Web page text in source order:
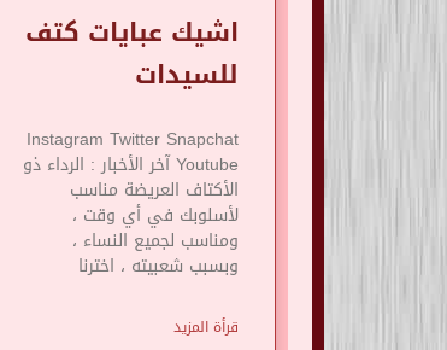
اشيك عبايات كتف
للسيدات
Instagram Twitter Snapchat
Youtube آخر الأخبار : الرداء ذو
​​الأكتاف العريضة مناسب
لأسلوبك في أي وقت ،
ومناسب لجميع النساء ،
وبسبب شعبيته ، اخترنا
قرأة المزيد